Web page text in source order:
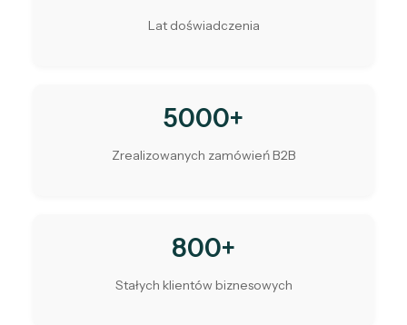
Lat doświadczenia
5000+
Zrealizowanych zamówień B2B
800+
Stałych klientów biznesowych